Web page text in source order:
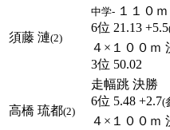
須藤 漣(2)
中学- １１０ｍ
6位 21.13 +5.5
４×１００ｍ
3位 50.02
高橋 琉都(2)
走幅跳 決勝
6位 5.48 +2.7(
４×１００ｍ